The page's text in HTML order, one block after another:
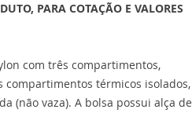
PARA COTAÇÃO E VALORES
com três compartimentos,
compartimentos térmicos isolados,
(não vaza). A bolsa possui alça de